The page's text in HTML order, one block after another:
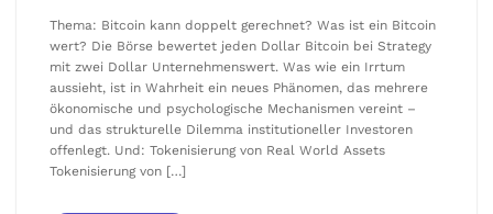
Thema: Bitcoin kann doppelt gerechnet? Was ist ein Bitcoin
wert? Die Börse bewertet jeden Dollar Bitcoin bei Strategy
mit zwei Dollar Unternehmenswert. Was wie ein Irrtum
aussieht, ist in Wahrheit ein neues Phänomen, das mehrere
ökonomische und psychologische Mechanismen vereint –
und das strukturelle Dilemma institutioneller Investoren
offenlegt. Und: Tokenisierung von Real World Assets
Tokenisierung von […]